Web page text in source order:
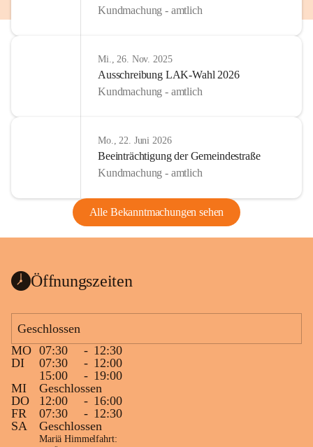
Kundmachung - amtlich
Mi., 26. Nov. 2025
Ausschreibung LAK-Wahl 2026
Kundmachung - amtlich
Mo., 22. Juni 2026
Beeinträchtigung der Gemeindestraße
Kundmachung - amtlich
Alle Bekanntmachungen sehen
Öffnungszeiten
Geschlossen
MO 07:30 - 12:30
DI
07:30 - 12:00
15:00
- 19:00
MI
Geschlossen
DO
12:00 - 16:00
FR
07:30 - 12:30
SA
Geschlossen
Mariä Himmelfahrt: